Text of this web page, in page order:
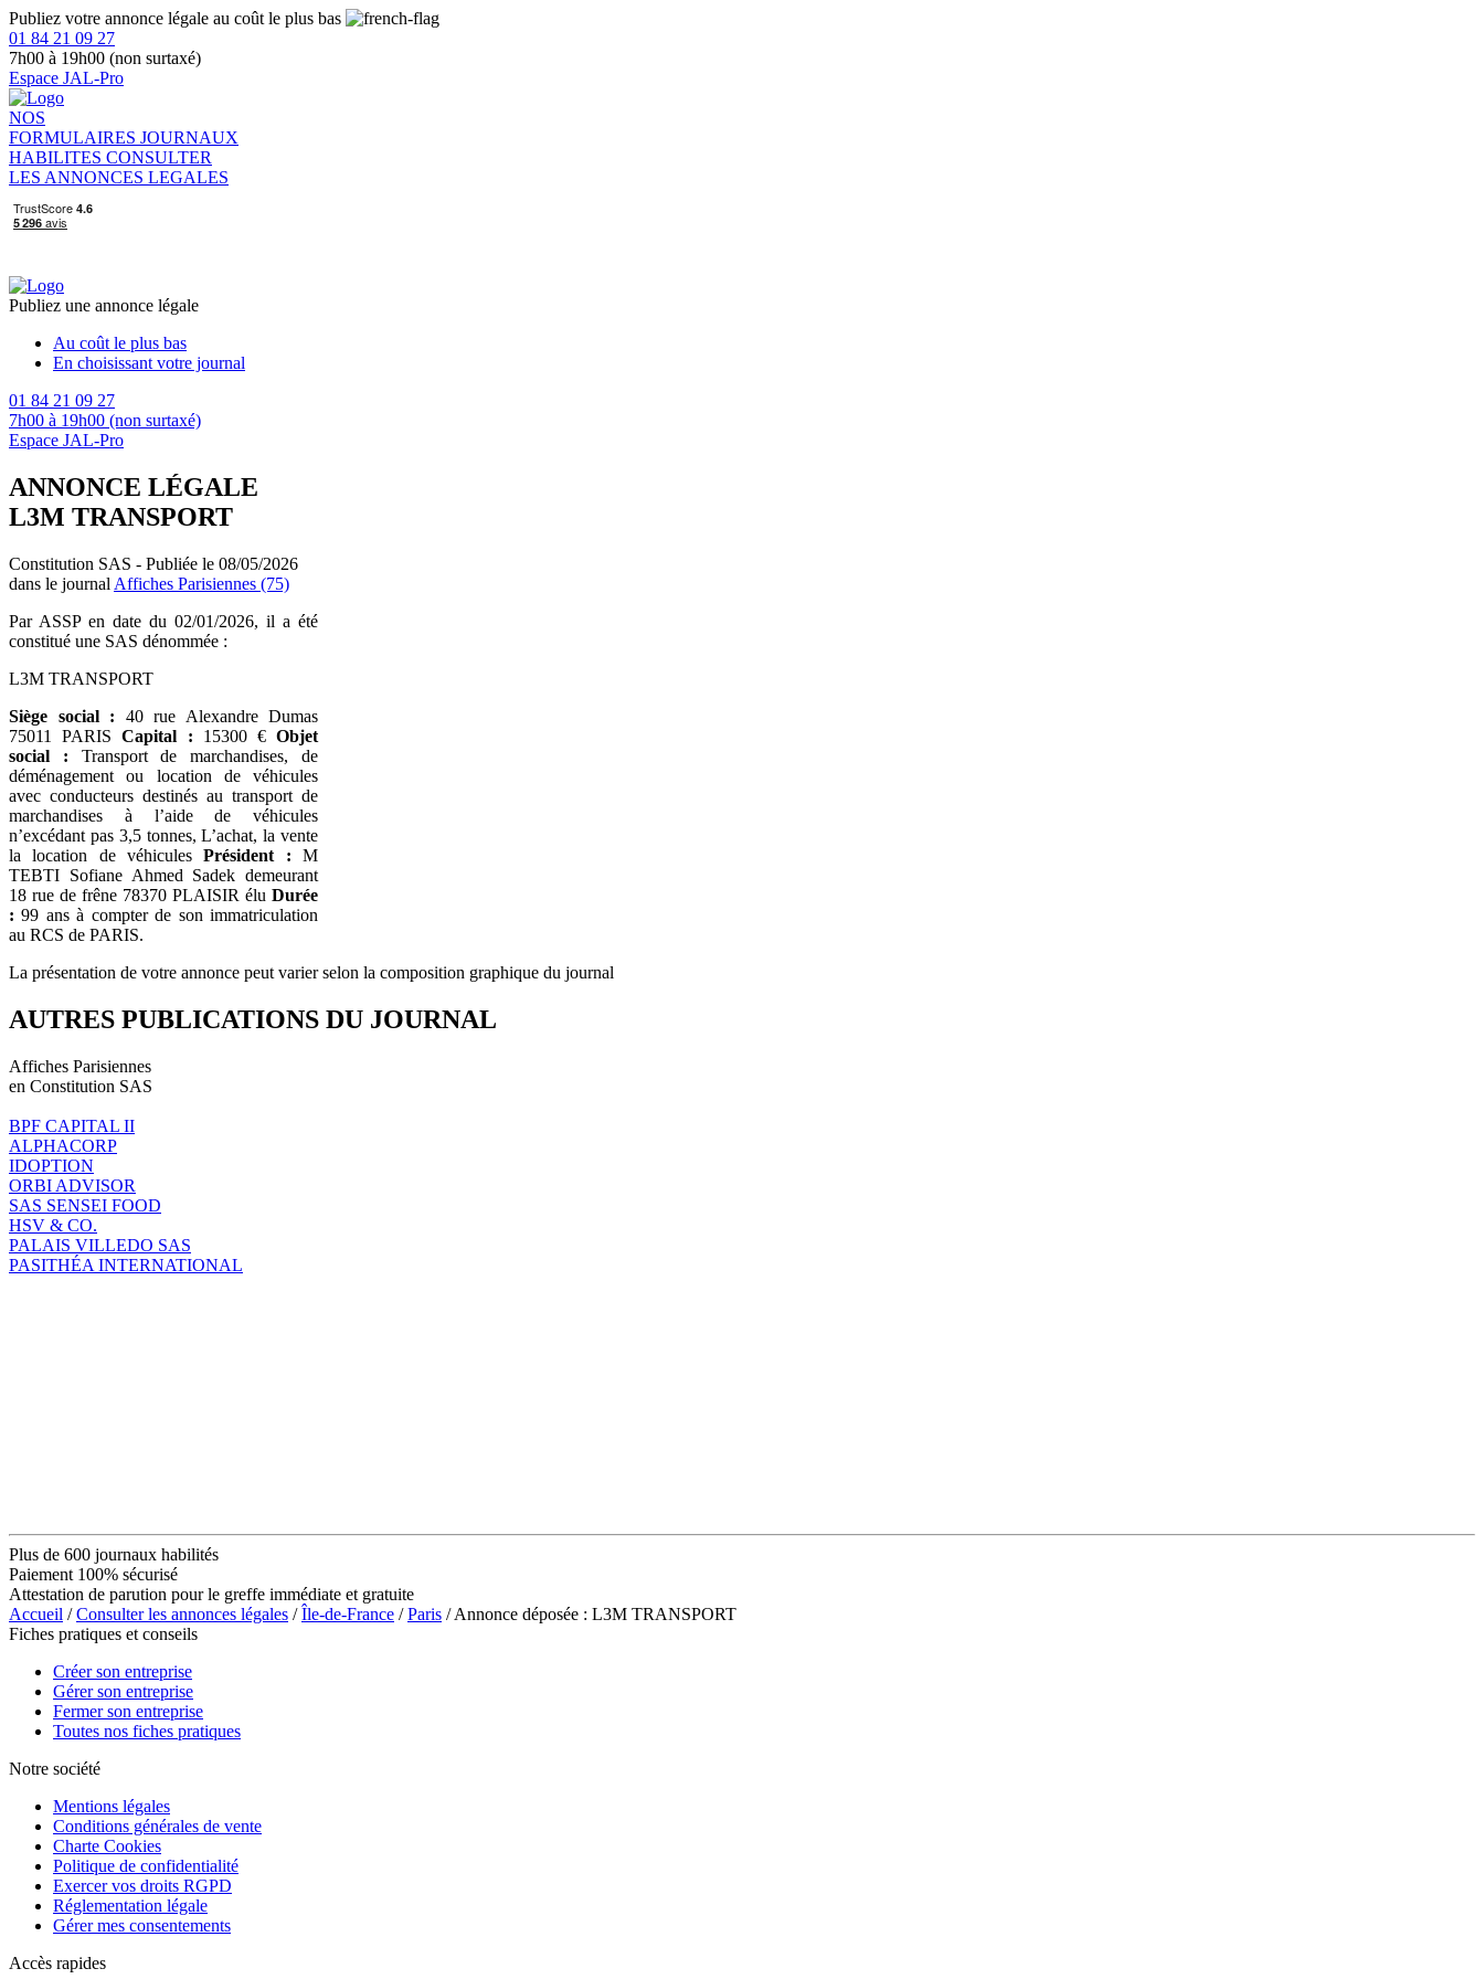
Publiez votre annonce légale au coût le plus bas
01 84 21 09 27
7h00 à 19h00 (non surtaxé)
Espace JAL-Pro
NOS
FORMULAIRES JOURNAUX
HABILITES CONSULTER
LES ANNONCES LEGALES
Publiez une annonce légale
Au coût le plus bas
En choisissant votre journal
01 84 21 09 27
7h00 à 19h00 (non surtaxé)
Espace JAL-Pro
ANNONCE LÉGALE
L3M TRANSPORT
Constitution SAS - Publiée le 08/05/2026
dans le journal Affiches Parisiennes (75)
Par ASSP en date du 02/01/2026, il a été
constitué une SAS dénommée :
L3M TRANSPORT
Siège social : 40 rue Alexandre Dumas
75011 PARISCapital : 15300 €Objet
social : Transport de marchandises, de
déménagement ou location de véhicules
avec conducteurs destinés au transport de
marchandises à l’aide de véhicules
n’excédant pas 3,5 tonnes, L’achat, la vente
la location de véhiculesPrésident : M
TEBTI Sofiane Ahmed Sadek demeurant
18 rue de frêne 78370 PLAISIR élu Durée
: 99 ans à compter de son immatriculation
au RCS de PARIS.
La présentation de votre annonce peut varier selon la composition graphique du journal
AUTRES PUBLICATIONS DU JOURNAL
Affiches Parisiennes
en Constitution SAS
BPF CAPITAL II
ALPHACORP
IDOPTION
ORBI ADVISOR
SAS SENSEI FOOD
HSV & CO.
PALAIS VILLEDO SAS
PASITHÉA INTERNATIONAL
Plus de 600 journaux habilités
Paiement 100% sécurisé
Attestation de parution pour le greffe immédiate et gratuite
Accueil /Consulter les annonces légales /Île-de-France /Paris / Annonce déposée : L3M TRANSPORT
Fiches pratiques et conseils
Créer son entreprise
Gérer son entreprise
Fermer son entreprise
Toutes nos fiches pratiques
Notre société
Mentions légales
Conditions générales de vente
Charte Cookies
Politique de confidentialité
Exercer vos droits RGPD
Réglementation légale
Gérer mes consentements
Accès rapides